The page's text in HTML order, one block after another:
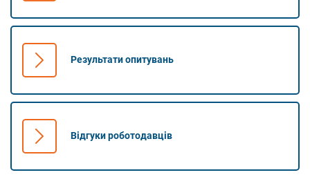
Результати опитувань
Відгуки роботодавців